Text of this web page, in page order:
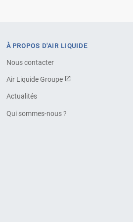
À PROPOS D'AIR LIQUIDE
Nous contacter
Air Liquide Groupe
Actualités
Qui sommes-nous ?